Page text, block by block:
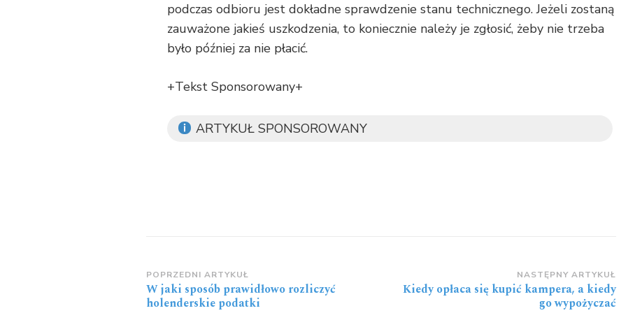
podczas odbioru jest dokładne sprawdzenie stanu technicznego. Jeżeli zostaną
zauważone jakieś uszkodzenia, to koniecznie należy je zgłosić, żeby nie trzeba
było później za nie płacić.
+Tekst Sponsorowany+
ARTYKUŁ SPONSOROWANY
Zobacz
wpisy
POPRZEDNI ARTYKUŁ
W jaki sposób prawidłowo rozliczyć
holenderskie podatki
NASTĘPNY ARTYKUŁ
Kiedy opłaca się kupić kampera, a kiedy
go wypożyczać